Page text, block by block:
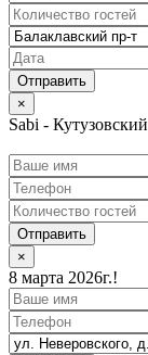
×
Sabi - Кутузовский
Отправить
×
8 марта 2026г.!